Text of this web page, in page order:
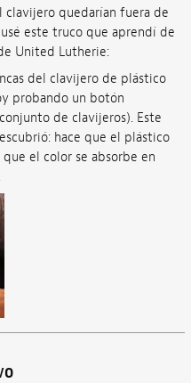
clavijero quedarían fuera de
este truco que aprendí de
United Lutherie:
del clavijero de plástico
probando un botón
de clavijeros). Este
hace que el plástico
el color se absorbe en